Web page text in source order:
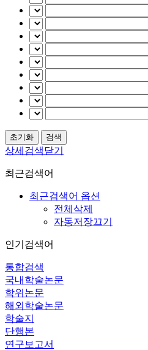
상세검색닫기
최근검색어
최근검색어 옵션
전체삭제
자동저장끄기
인기검색어
통합검색
국내학술논문
학위논문
해외학술논문
학술지
단행본
연구보고서